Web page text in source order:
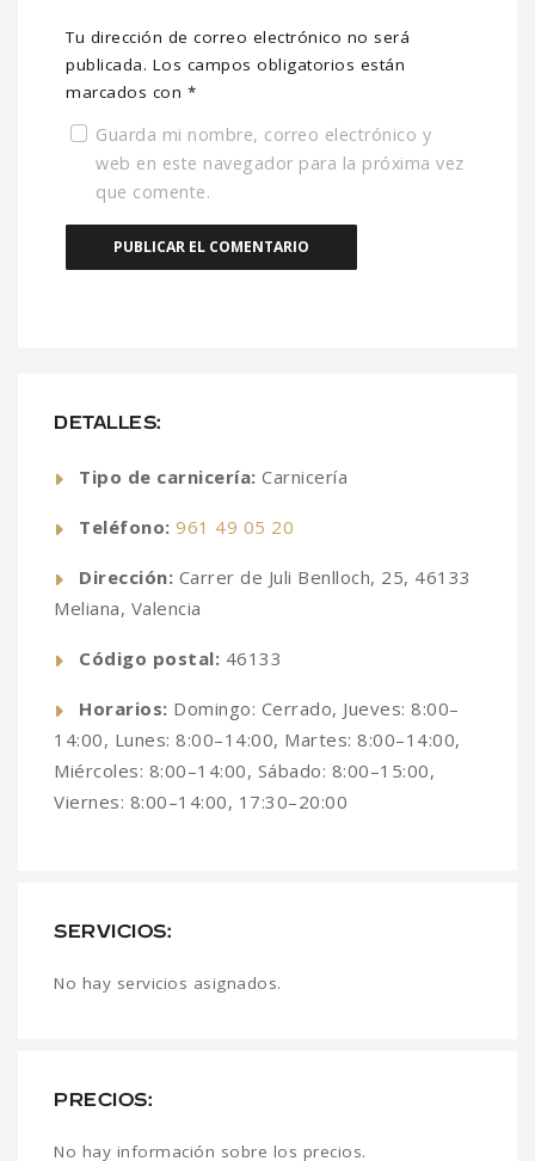
DETALLES:
Tipo de carnicería: Carnicería
Teléfono: 961 49 05 20
Dirección: Carrer de Juli Benlloch, 25, 46133
Meliana, Valencia
Código postal: 46133
Horarios: Domingo: Cerrado, Jueves: 8:00–
14:00, Lunes: 8:00–14:00, Martes: 8:00–14:00,
Miércoles: 8:00–14:00, Sábado: 8:00–15:00,
Viernes: 8:00–14:00, 17:30–20:00
SERVICIOS:
No hay servicios asignados.
PRECIOS:
No hay información sobre los precios.
Tu dirección de correo electrónico no será
publicada. Los campos obligatorios están
marcados con *
Guarda mi nombre, correo electrónico y
web en este navegador para la próxima vez
que comente.